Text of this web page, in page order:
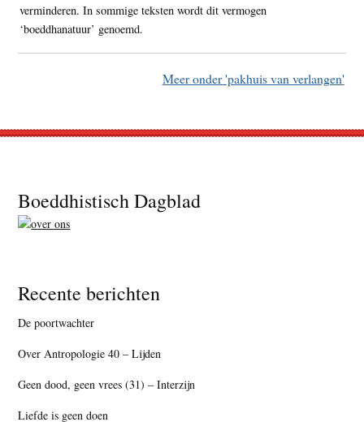
verminderen. In sommige teksten wordt dit vermogen
‘boeddhanatuur’ genoemd.
Meer onder 'pakhuis van verlangen'
Footer
Boeddhistisch Dagblad
Recente berichten
De poortwachter
Over Antropologie 40 – Lijden
Geen dood, geen vrees (31) – Interzijn
Liefde is geen doen